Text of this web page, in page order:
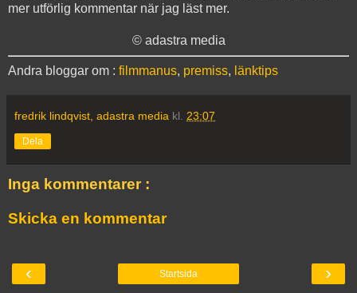
mer utförlig kommentar när jag läst mer.
© adastra media
Andra bloggar om : filmmanus, premiss, länktips
fredrik lindqvist, adastra media kl. 23:07
Dela
Inga kommentarer :
Skicka en kommentar
‹ ›
Startsida